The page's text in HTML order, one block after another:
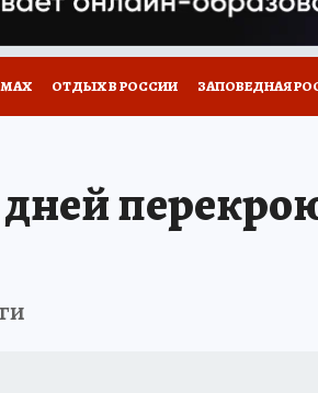
МАХ ОТДЫХ В РОССИИ ЗАПОВЕДНАЯ